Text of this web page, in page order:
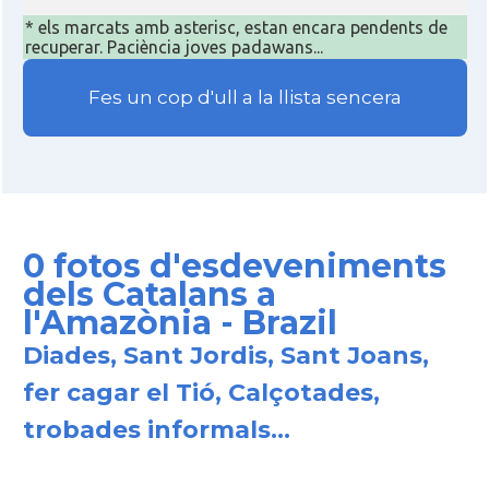
* els marcats amb asterisc, estan encara pendents de
recuperar. Paciència joves padawans...
Fes un cop d'ull a la llista sencera
0 fotos d'esdeveniments
dels Catalans a
l'Amazònia - Brazil
Diades, Sant Jordis, Sant Joans,
fer cagar el Tió, Calçotades,
trobades informals...